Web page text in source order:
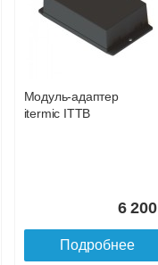
80 011
Подробнее
ITT.080.200.1200 с
решеткой
GRILL.SGW-20-
32 501
Модуль-адаптер
itermic ITTB
6 200
Подробнее